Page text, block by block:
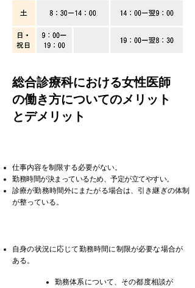
総合診療科における女性医師
の働き方についてのメリット
とデメリット
仕事内容を制限する必要がない。
勤務時間が決まっているため、予定が立てやすい。
診療が勤務時間外にまたがる場合は、引き継ぎの体制
が整っている。
自身の状況に応じて勤務時間に制限が必要な場合が
ある。
勤務体系について、その都度相談が